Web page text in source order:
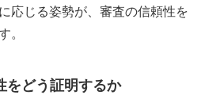
応じる姿勢が、審査の信頼性を
。
をどう証明するか